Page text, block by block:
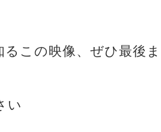
この映像、ぜひ最後
い